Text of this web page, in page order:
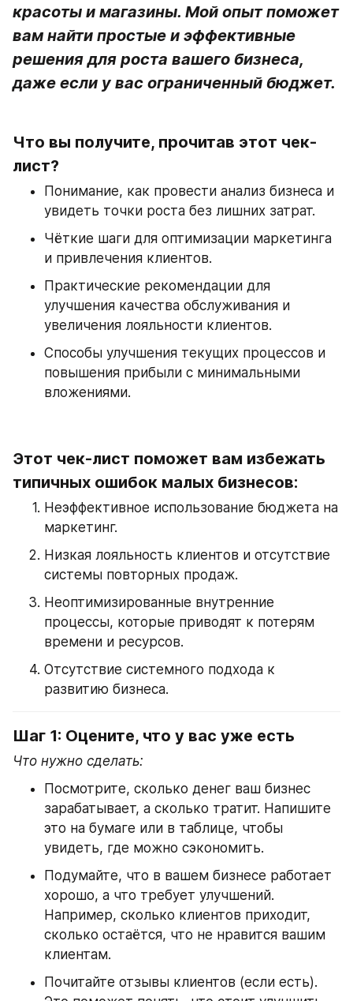
красоты и магазины. Мой опыт поможет
вам найти простые и эффективные
решения для роста вашего бизнеса,
даже если у вас ограниченный бюджет.
Что вы получите, прочитав этот чек-
лист?
Понимание, как провести анализ бизнеса и
увидеть точки роста без лишних затрат.
Чёткие шаги для оптимизации маркетинга
и привлечения клиентов.
Практические рекомендации для
улучшения качества обслуживания и
увеличения лояльности клиентов.
Способы улучшения текущих процессов и
повышения прибыли с минимальными
вложениями.
Этот чек-лист поможет вам избежать
типичных ошибок малых бизнесов:
Неэффективное использование бюджета на
маркетинг.
Низкая лояльность клиентов и отсутствие
системы повторных продаж.
Неоптимизированные внутренние
процессы, которые приводят к потерям
времени и ресурсов.
Отсутствие системного подхода к
развитию бизнеса.
Шаг 1: Оцените, что у вас уже есть
Что нужно сделать:
Посмотрите, сколько денег ваш бизнес
зарабатывает, а сколько тратит. Напишите
это на бумаге или в таблице, чтобы
увидеть, где можно сэкономить.
Подумайте, что в вашем бизнесе работает
хорошо, а что требует улучшений.
Например, сколько клиентов приходит,
сколько остаётся, что не нравится вашим
клиентам.
Почитайте отзывы клиентов (если есть).